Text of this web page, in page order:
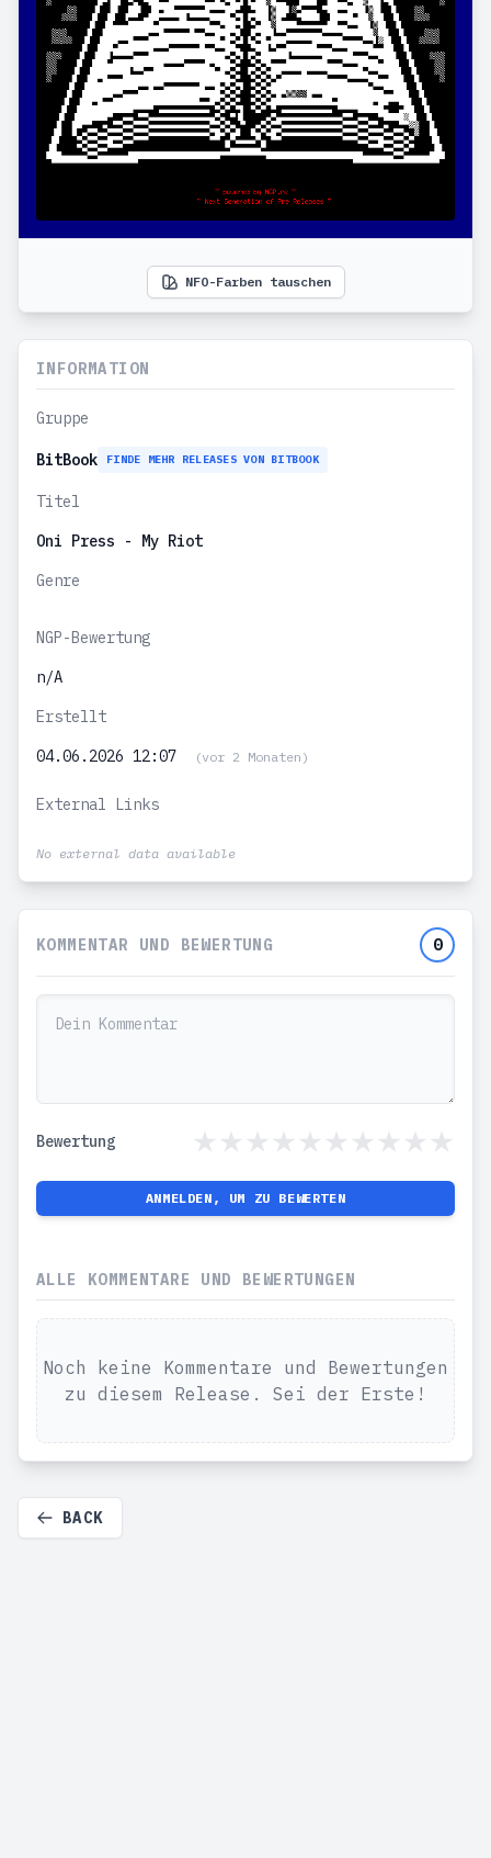
NFO-Farben tauschen
INFORMATION
Gruppe
BitBook FINDE MEHR RELEASES VON BITBOOK
Titel
Oni Press - My Riot
Genre
NGP-Bewertung
n/A
Erstellt
04.06.2026 12:07
(vor 2 Monaten)
External Links
No external data available
KOMMENTAR UND BEWERTUNG 0
Bewertung
ANMELDEN, UM ZU BEWERTEN
ALLE KOMMENTARE UND BEWERTUNGEN
Noch keine Kommentare und Bewertungen
zu diesem Release. Sei der Erste!
BACK